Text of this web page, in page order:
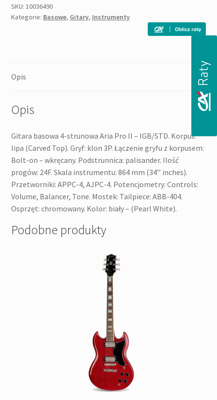
(PWH)
bas
SKU: 10036490
Kategorie: Basowe, Gitary, Instrumenty
Opis
Opis
Gitara basowa 4-strunowa Aria Pro II – IGB/STD. Korpus:
lipa (Carved Top). Gryf: klon 3P. Łączenie gryfu z korpusem:
Bolt-on – wkręcany. Podstrunnica: palisander. Ilość
progów: 24F. Skala instrumentu: 864 mm (34’’ inches).
Przetworniki: APPC-4, AJPC-4. Potencjometry: Controls:
Volume, Balancer, Tone. Mostek: Tailpiece: ABB-404.
Osprzęt: chromowany. Kolor: biały – (Pearl White).
Podobne produkty